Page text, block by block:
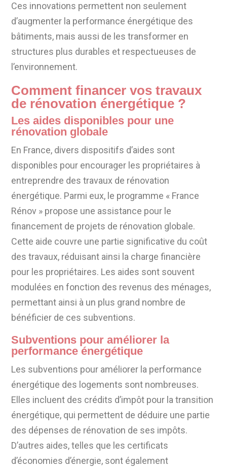
Ces innovations permettent non seulement
d’augmenter la performance énergétique des
bâtiments, mais aussi de les transformer en
structures plus durables et respectueuses de
l’environnement.
Comment financer vos travaux
de rénovation énergétique ?
Les aides disponibles pour une
rénovation globale
En France, divers dispositifs d’aides sont
disponibles pour encourager les propriétaires à
entreprendre des travaux de rénovation
énergétique. Parmi eux, le programme « France
Rénov » propose une assistance pour le
financement de projets de rénovation globale.
Cette aide couvre une partie significative du coût
des travaux, réduisant ainsi la charge financière
pour les propriétaires. Les aides sont souvent
modulées en fonction des revenus des ménages,
permettant ainsi à un plus grand nombre de
bénéficier de ces subventions.
Subventions pour améliorer la
performance énergétique
Les subventions pour améliorer la performance
énergétique des logements sont nombreuses.
Elles incluent des crédits d’impôt pour la transition
énergétique, qui permettent de déduire une partie
des dépenses de rénovation de ses impôts.
D’autres aides, telles que les certificats
d’économies d’énergie, sont également